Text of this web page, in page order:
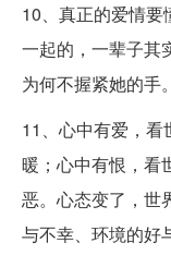
10、真正的爱情
一起的，一辈子其
为何不握紧她的手。
11、心中有爱，
暖；心中有恨，看
恶。心态变了，世
与不幸、环境的好